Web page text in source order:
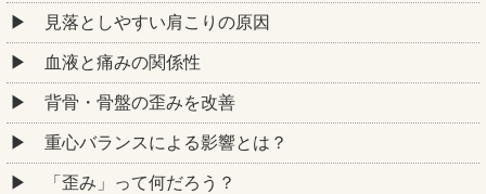
見落としやすい肩こりの原因
血液と痛みの関係性
背骨・骨盤の歪みを改善
重心バランスによる影響とは？
「歪み」って何だろう？